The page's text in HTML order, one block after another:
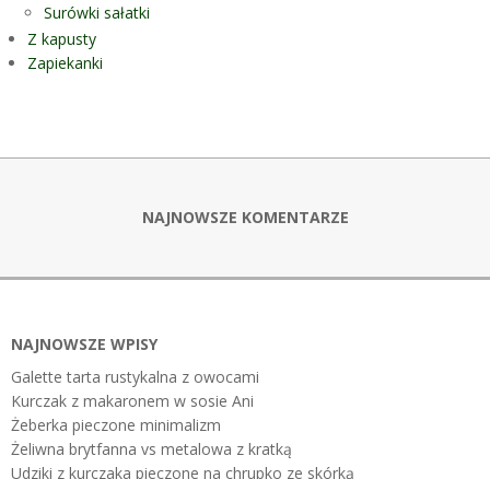
Surówki sałatki
Z kapusty
Zapiekanki
NAJNOWSZE KOMENTARZE
NAJNOWSZE WPISY
Galette tarta rustykalna z owocami
Kurczak z makaronem w sosie Ani
Żeberka pieczone minimalizm
Żeliwna brytfanna vs metalowa z kratką
Udziki z kurczaka pieczone na chrupko ze skórką